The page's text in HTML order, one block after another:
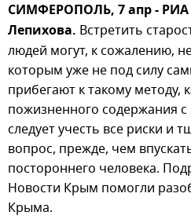
СИМФЕРОПОЛЬ, 7 апр -
Лепихова. Встретить
людей могут, к сожалению,
которым уже не под силу
прибегают к такому методу,
пожизненного содержания
следует учесть все риски и
вопрос, прежде, чем
постороннего человека.
Новости Крым помогли
Крыма.